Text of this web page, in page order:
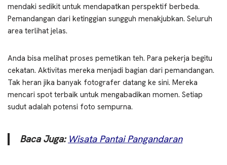
mendaki sedikit untuk mendapatkan perspektif berbeda.
Pemandangan dari ketinggian sungguh menakjubkan. Seluruh
area terlihat jelas.
Anda bisa melihat proses pemetikan teh. Para pekerja begitu
cekatan. Aktivitas mereka menjadi bagian dari pemandangan.
Tak heran jika banyak fotografer datang ke sini. Mereka
mencari spot terbaik untuk mengabadikan momen. Setiap
sudut adalah potensi foto sempurna.
Baca Juga: Wisata Pantai Pangandaran